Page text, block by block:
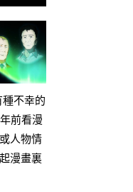
種不幸的
前看漫
人物情
漫畫裏